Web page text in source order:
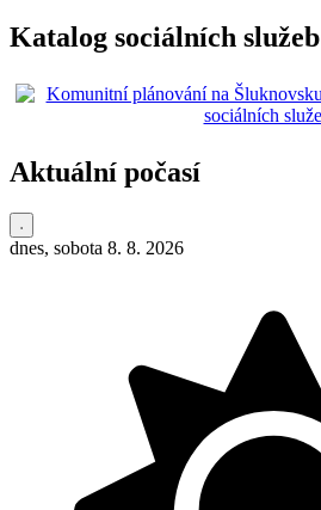
Katalog sociálních služeb
Aktuální počasí
dnes, sobota 8. 8. 2026